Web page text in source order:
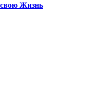
Жизнь